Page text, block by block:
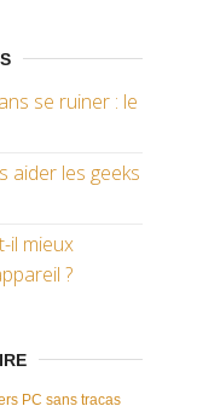
se ruiner : le
aider les geeks
il mieux
?
PC sans tracas